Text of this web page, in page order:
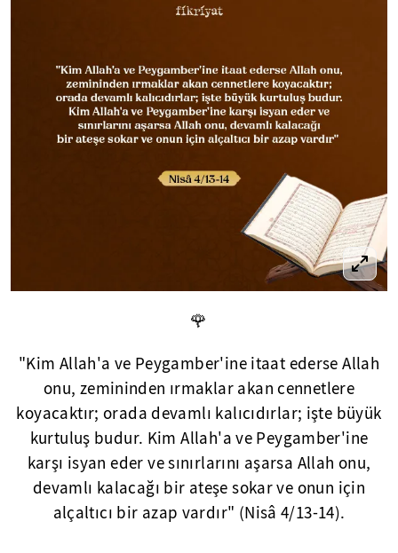
🌹
"Kim Allah'a ve Peygamber'ine itaat ederse Allah
onu, zemininden ırmaklar akan cennetlere
koyacaktır; orada devamlı kalıcıdırlar; işte büyük
kurtuluş budur. Kim Allah'a ve Peygamber'ine
karşı isyan eder ve sınırlarını aşarsa Allah onu,
devamlı kalacağı bir ateşe sokar ve onun için
alçaltıcı bir azap vardır" (Nisâ 4/13-14).